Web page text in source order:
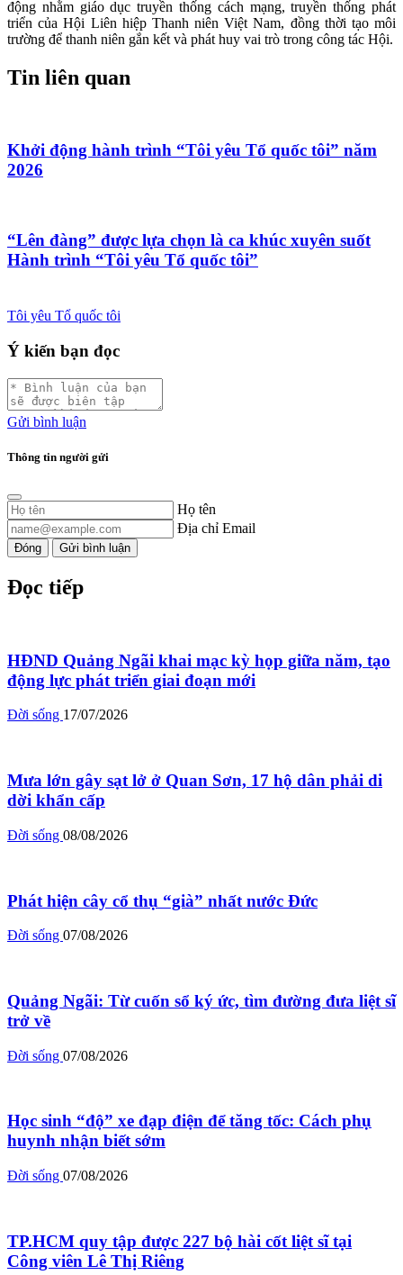
động nhằm giáo dục truyền thống cách mạng, truyền thống phát
triển của Hội Liên hiệp Thanh niên Việt Nam, đồng thời tạo môi
trường để thanh niên gắn kết và phát huy vai trò trong công tác Hội.
Tin liên quan
Khởi động hành trình “Tôi yêu Tổ quốc tôi” năm
2026
“Lên đàng” được lựa chọn là ca khúc xuyên suốt
Hành trình “Tôi yêu Tổ quốc tôi”
Tôi yêu Tổ quốc tôi
Ý kiến bạn đọc
Gửi bình luận
Thông tin người gửi
Họ tên
Địa chỉ Email
Đóng Gửi bình luận
Đọc tiếp
HĐND Quảng Ngãi khai mạc kỳ họp giữa năm, tạo
động lực phát triển giai đoạn mới
Đời sống 17/07/2026
Mưa lớn gây sạt lở ở Quan Sơn, 17 hộ dân phải di
dời khẩn cấp
Đời sống 08/08/2026
Phát hiện cây cổ thụ “già” nhất nước Đức
Đời sống 07/08/2026
Quảng Ngãi: Từ cuốn sổ ký ức, tìm đường đưa liệt sĩ
trở về
Đời sống 07/08/2026
Học sinh “độ” xe đạp điện để tăng tốc: Cách phụ
huynh nhận biết sớm
Đời sống 07/08/2026
TP.HCM quy tập được 227 bộ hài cốt liệt sĩ tại
Công viên Lê Thị Riêng